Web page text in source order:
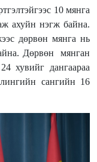
10 мянга
ахуйн нэгж байна.
дөрвөн мянга нь
Дөрвөн мянган
дангаараа
сангийн 16